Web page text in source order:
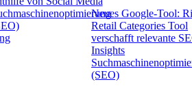
Neues Google-Tool:
Retail Categories Tool
verschafft relevante
Insights
(SEO)